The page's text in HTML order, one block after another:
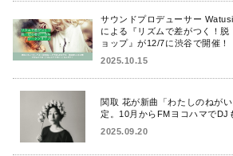
サウンドプロデューサー
による『リズムで差がつく！
ョップ』が12/7に渋谷で開催！
2025.10.15
関取 花が新曲「わたしのねが
定。10月からFMヨコハマでDJ
2025.09.20